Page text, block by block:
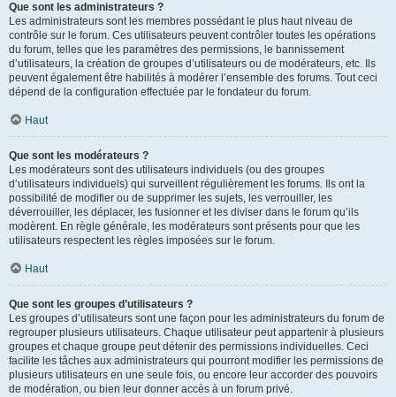
Que sont les administrateurs ?
Les administrateurs sont les membres possédant le plus haut niveau de
contrôle sur le forum. Ces utilisateurs peuvent contrôler toutes les opérations
du forum, telles que les paramètres des permissions, le bannissement
d’utilisateurs, la création de groupes d’utilisateurs ou de modérateurs, etc. Ils
peuvent également être habilités à modérer l’ensemble des forums. Tout ceci
dépend de la configuration effectuée par le fondateur du forum.
Haut
Que sont les modérateurs ?
Les modérateurs sont des utilisateurs individuels (ou des groupes
d’utilisateurs individuels) qui surveillent régulièrement les forums. Ils ont la
possibilité de modifier ou de supprimer les sujets, les verrouiller, les
déverrouiller, les déplacer, les fusionner et les diviser dans le forum qu’ils
modèrent. En règle générale, les modérateurs sont présents pour que les
utilisateurs respectent les règles imposées sur le forum.
Haut
Que sont les groupes d’utilisateurs ?
Les groupes d’utilisateurs sont une façon pour les administrateurs du forum de
regrouper plusieurs utilisateurs. Chaque utilisateur peut appartenir à plusieurs
groupes et chaque groupe peut détenir des permissions individuelles. Ceci
facilite les tâches aux administrateurs qui pourront modifier les permissions de
plusieurs utilisateurs en une seule fois, ou encore leur accorder des pouvoirs
de modération, ou bien leur donner accès à un forum privé.